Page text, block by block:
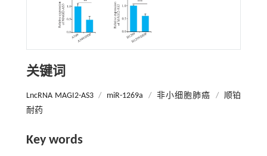
关键词
LncRNA MAGI2-AS3 / miR-1269a / 非小细胞肺癌 /
顺铂
耐药
Key words